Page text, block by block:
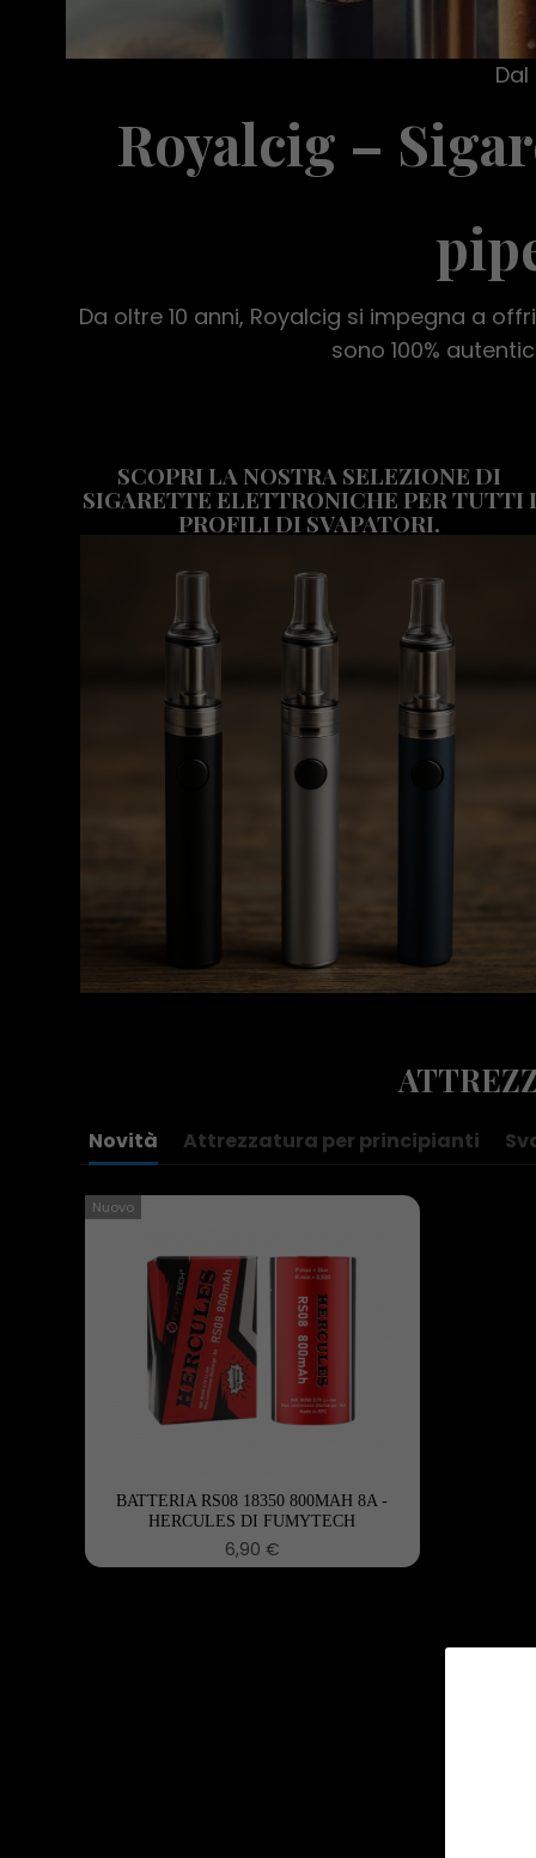
Royalcig –
Da oltre 10 anni, Royalcig si impegna a
sono 100%
SCOPRI LA NOSTRA SELEZIONE DI
SIGARETTE ELETTRONICHE PER TUTTI I
PROFILI DI SVAPATORI.
Novità Attrezzatura per principianti
Nuovo
BATTERIA RS08 18350 800MAH 8A -
HERCULES DI FUMYTECH
6,90 €